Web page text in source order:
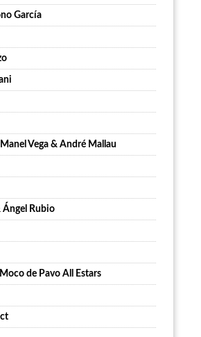
García
Vega & André Mallau
Ángel Rubio
de Pavo All Estars